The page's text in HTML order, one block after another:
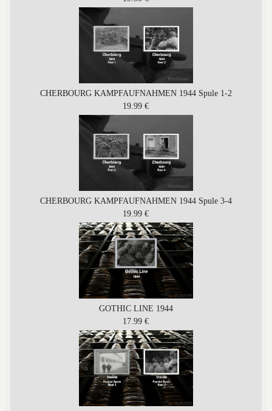
CHERBOURG KAMPFAUFNAHMEN 1944 Spule 1-2
19.99 €
CHERBOURG KAMPFAUFNAHMEN 1944 Spule 3-4
19.99 €
GOTHIC LINE 1944
17.99 €